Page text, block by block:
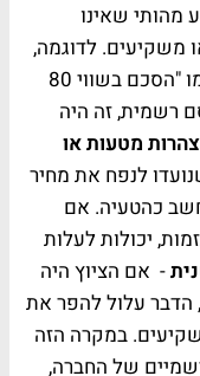
מהותי שאינו
משקיעים. לדוגמה,
אם הציוץ היה כולל פרטים מדויקים, כמו "הסכם בשווי 80
רשמית, זה היה
מטעות או
לנפח את מחיר
כהטעיה. אם
יכולות לעלות
- אם הציוץ היה
הדבר עלול להפר את
במקרה הזה
של החברה,